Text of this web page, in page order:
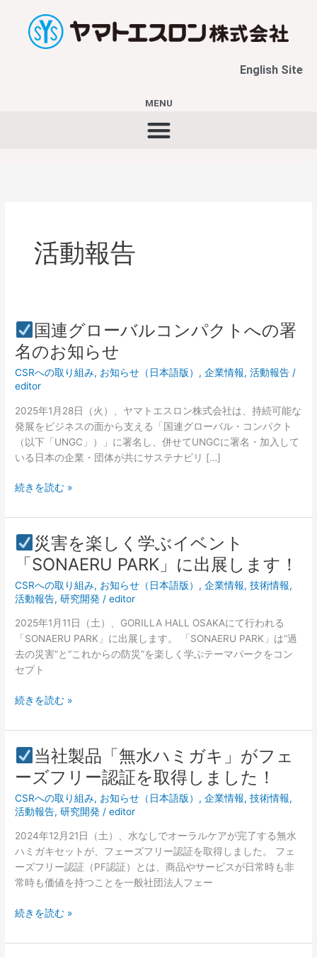
English Site
MENU
活動報告
国連グローバルコンパクトへの署
名のお知らせ
CSRへの取り組み, お知らせ（日本語版） ,企業情報,活動報告 /
editor
2025年1月28日（火）、ヤマトエスロン株式会社は、持続可能な
発展をビジネスの面から支える「国連グローバル・コンパクト
（以下「UNGC」）」に署名し、併せてUNGCに署名・加入して
いる日本の企業・団体が共にサステナビリ […]
国
連
グ
ロ
ー
バ
ル
パ
の
の
知
ら
せ
続きを読む »
災害を楽しく学ぶイベント
「SONAERU PARK」に出展します！
CSRへの取り組み, お知らせ（日本語版） ,企業情報,技術情報,
活動報告,研究開発 /editor
2025年1月11日（土）、GORILLA HALL OSAKAにて行われる
「SONAERU PARK」に出展します。 「SONAERU PARK」は“過
去の災害”と“これからの防災“を楽しく学ぶテーマパークをコン
セプト
を
楽
し
く
学
ぶ
ベ
PARK」
に
展
ま
す！
続きを読む »
当社製品「無水ハミガキ」がフェ
ーズフリー認証を取得しました！
CSRへの取り組み, お知らせ（日本語版） ,企業情報,技術情報,
活動報告,研究開発 /editor
2024年12月21日（土）、水なしでオーラルケアが完了する無水
ハミガキセットが、フェーズフリー認証を取得しました。 フェ
ーズフリー認証（PF認証）とは、商品やサービスが日常時も非
常時も価値を持つことを一般社団法人フェー
製
品
「無
ミ
キ」
続きを読む »